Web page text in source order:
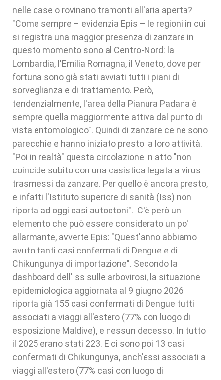
nelle case o rovinano tramonti all'aria aperta?
"Come sempre – evidenzia Epis – le regioni in cui
si registra una maggior presenza di zanzare in
questo momento sono al Centro-Nord: la
Lombardia, l'Emilia Romagna, il Veneto, dove per
fortuna sono già stati avviati tutti i piani di
sorveglianza e di trattamento. Però,
tendenzialmente, l'area della Pianura Padana è
sempre quella maggiormente attiva dal punto di
vista entomologico". Quindi di zanzare ce ne sono
parecchie e hanno iniziato presto la loro attività.
"Poi in realtà" questa circolazione in atto "non
coincide subito con una casistica legata a virus
trasmessi da zanzare. Per quello è ancora presto,
e infatti l'Istituto superiore di sanità (Iss) non
riporta ad oggi casi autoctoni". C'è però un
elemento che può essere considerato un po'
allarmante, avverte Epis: "Quest'anno abbiamo
avuto tanti casi confermati di Dengue e di
Chikungunya di importazione". Secondo la
dashboard dell'Iss sulle arbovirosi, la situazione
epidemiologica aggiornata al 9 giugno 2026
riporta già 155 casi confermati di Dengue tutti
associati a viaggi all'estero (77% con luogo di
esposizione Maldive), e nessun decesso. In tutto
il 2025 erano stati 223. E ci sono poi 13 casi
confermati di Chikungunya, anch'essi associati a
viaggi all'estero (77% casi con luogo di